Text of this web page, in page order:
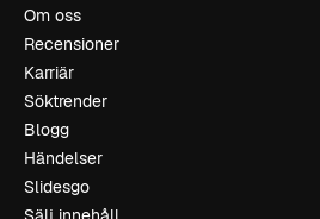
Om oss
Recensioner
Karriär
Söktrender
Blogg
Händelser
Slidesgo